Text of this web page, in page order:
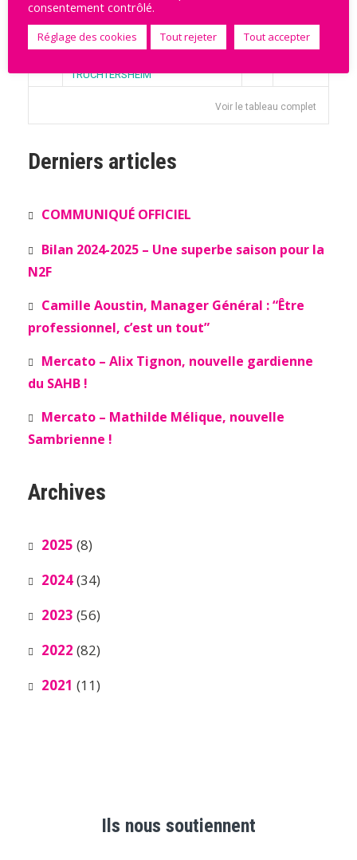
13 ST AMAND LES EAUX 51 14
TRUCHTERSHEIM
Voir le tableau complet
Derniers articles
COMMUNIQUÉ OFFICIEL
Bilan 2024-2025 – Une superbe saison pour la
N2F
Camille Aoustin, Manager Général : “Être
professionnel, c’est un tout”
Mercato – Alix Tignon, nouvelle gardienne
du SAHB !
Mercato – Mathilde Mélique, nouvelle
Sambrienne !
Archives
2025 (8)
2024(34)
2023 (56)
2022 (82)
2021 (11)
Ils nous soutiennent
consentement contrôlé.
Réglage des cookies Tout rejeter Tout accepter